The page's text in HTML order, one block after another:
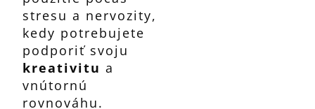
stresu a nervozity,
kedy potrebujete
podporiť svoju
kreativitu a
vnútornú
rovnováhu.